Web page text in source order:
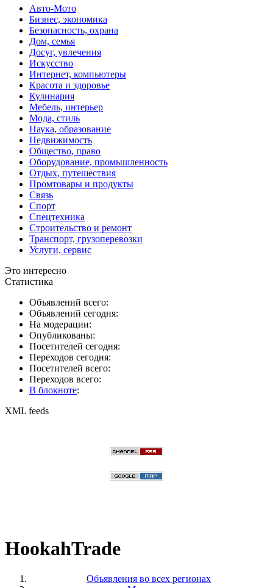
Авто-Мото
Бизнес, экономика
Безопасность, охрана
Дом, семья
Досуг, увлечения
Искусство
Интернет, компьютеры
Красота и здоровье
Кулинария
Мебель, интерьер
Мода, стиль
Наука, образование
Недвижимость
Общество, право
Оборудование, промышленность
Отдых, путешествия
Промтовары и продукты
Связь
Спорт
Спецтехника
Строительство и ремонт
Транспорт, грузоперевозки
Услуги, сервис
Это интересно
Статистика
Объявлений всего:
Объявлений сегодня:
На модерации:
Опубликованы:
Посетителей сегодня:
Переходов сегодня:
Посетителей всего:
Переходов всего:
В блокноте:
XML feeds
HookahTrade
Объявления во всех регионах